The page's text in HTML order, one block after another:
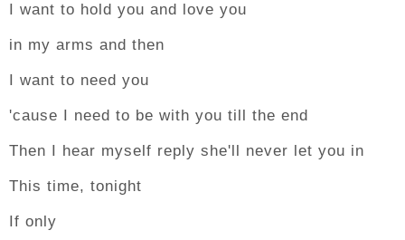
I want to hold you and love you
in my arms and then
I want to need you
'cause I need to be with you till the end
Then I hear myself reply she'll never let you in
This time, tonight
If only